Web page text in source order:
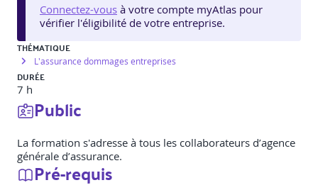
Connectez-vous à votre compte myAtlas pour
vérifier l'éligibilité de votre entreprise.
THÉMATIQUE
L'assurance dommages entreprises
DURÉE
7 h
Public
La formation s'adresse à tous les collaborateurs d’agence
générale d’assurance.
Pré-requis